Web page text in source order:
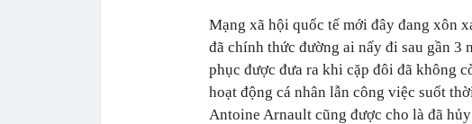
Mạng xã hội quốc tế mới đây đang xôn
đã chính thức đường ai nấy đi sau gần
phục được đưa ra khi cặp đôi đã không
hoạt động cá nhân lẫn công việc suốt
Antoine Arnault cũng được cho là đã